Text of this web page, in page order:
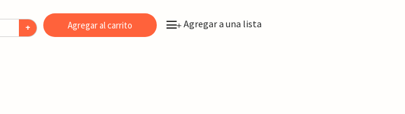
+ Agregar al carrito +Agregar a una lista